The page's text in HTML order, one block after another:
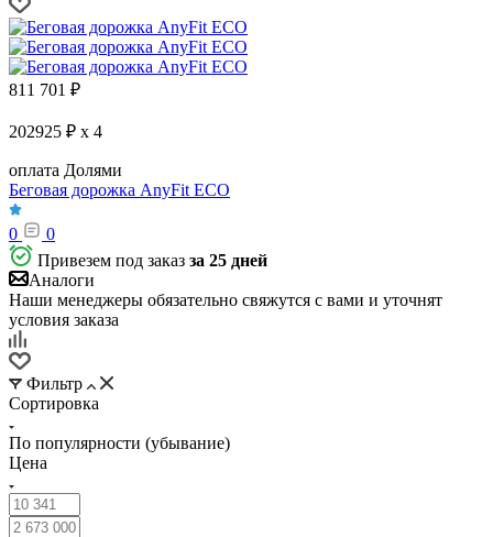
811 701 ₽
202925 ₽ x 4
оплата Долями
Беговая дорожка AnyFit ECO
0
0
Привезем под заказ за 25 дней
Аналоги
Наши менеджеры обязательно свяжутся с вами и уточнят
условия заказа
Фильтр
Сортировка
По популярности (убывание)
Цена